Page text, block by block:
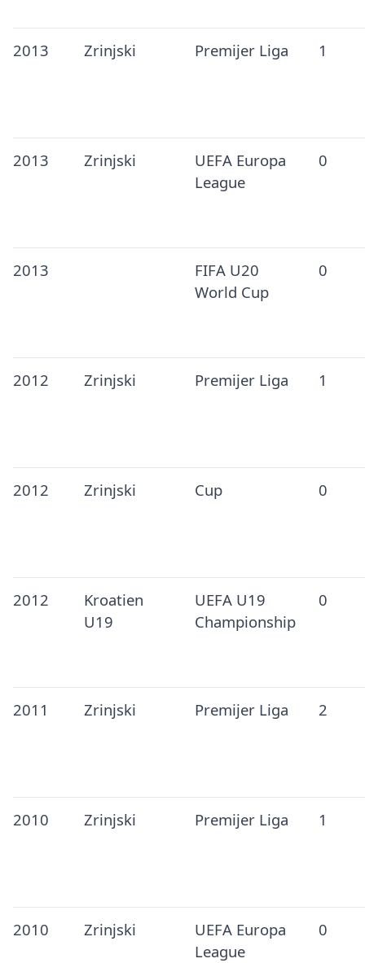
2013 Zrinjski Premijer Liga 1
2013 Zrinjski
UEFA Europa
League
0
2013
FIFA U20
World Cup
0
2012 Zrinjski Premijer Liga 1
2012 Zrinjski Cup 0
2012
Kroatien
U19
UEFA U19
Championship
0
2011 Zrinjski Premijer Liga 2
2010 Zrinjski Premijer Liga 1
2010 Zrinjski
UEFA Europa
League
0